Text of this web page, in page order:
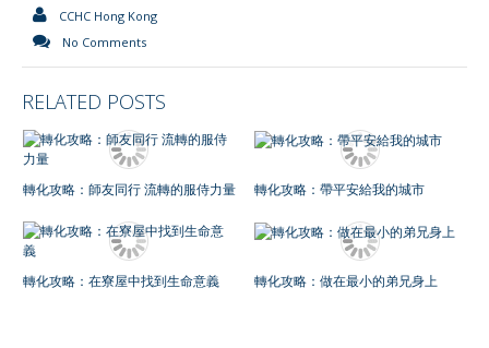
CCHC Hong Kong
No Comments
RELATED POSTS
轉化攻略：師友同行 流轉的服侍力量 轉化攻略：帶平安給我的城市
轉化攻略：在寮屋中找到生命意義 轉化攻略：做在最小的弟兄身上